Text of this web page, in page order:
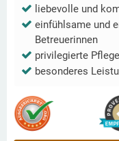
liebevolle und
einfühlsame und
Betreuerinnen
privilegierte
besonderes